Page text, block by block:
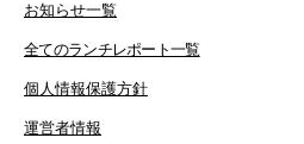
お知らせ一覧
全てのランチレポート一覧
個人情報保護方針
運営者情報